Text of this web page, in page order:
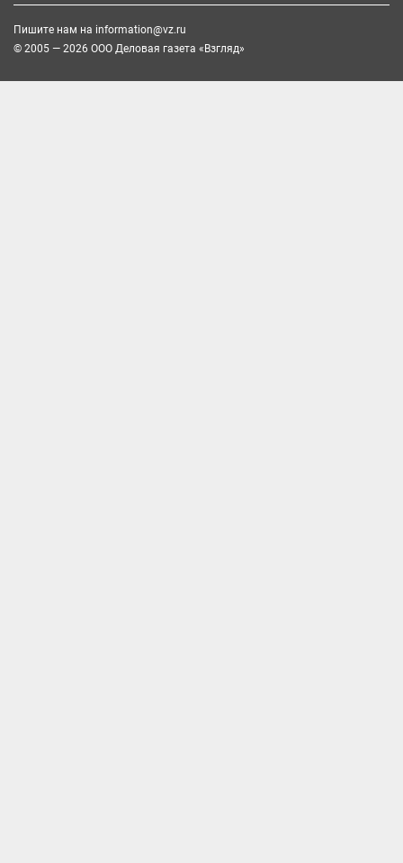
Пишите нам на information@vz.ru
© 2005 — 2026 ООО Деловая газета «Взгляд»